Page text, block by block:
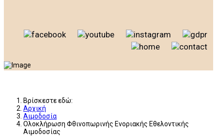
Βρίσκεστε εδώ:
Αρχική
Αιμοδοσία
Ολοκλήρωση Φθινοπωρινής Ενοριακής Εθελοντικής
Αιμοδοσίας